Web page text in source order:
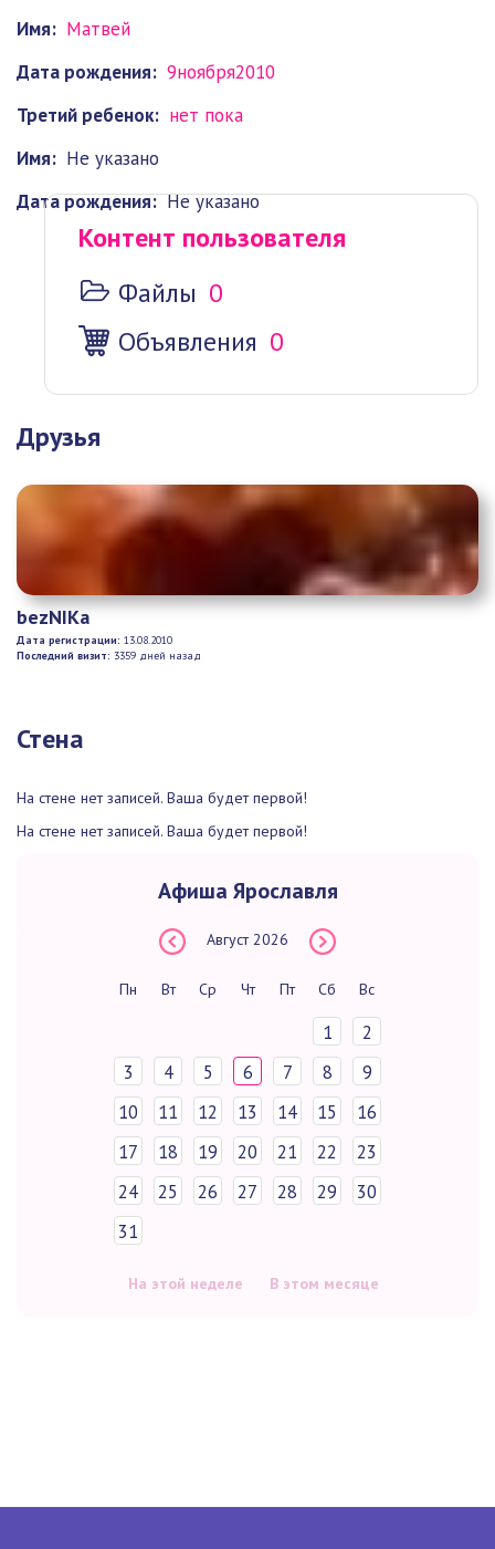
Имя: Матвей
Дата рождения: 9ноября2010
Третий ребенок: нет пока
Имя: Не указано
Дата рождения: Не указано
Контент пользователя
Файлы 0
Объявления 0
Друзья
bezNIKа
Дата регистрации: 13.08.2010
Последний визит: 3359 дней назад
Стена
На стене нет записей. Ваша будет первой!
На стене нет записей. Ваша будет первой!
Афиша Ярославля
Август 2026
Пн Вт Ср Чт Пт Сб Вс
1
2
3
4 5 6 7 8
9
10
11 12 13 14 15
16
17
18 19 20 21 22
23
24
25 26 27 28 29
30
31
На этой неделе В этом месяце